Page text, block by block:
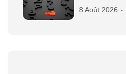
8 Août 2026